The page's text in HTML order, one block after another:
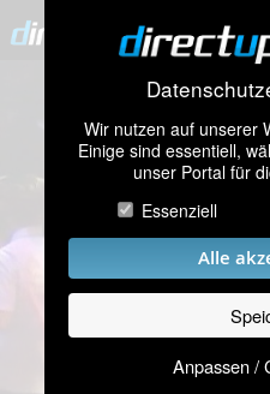
Wir nutzen auf unserer
Einige sind essentiell,
unser Portal für
Essenziell
Alle
Anpassen /